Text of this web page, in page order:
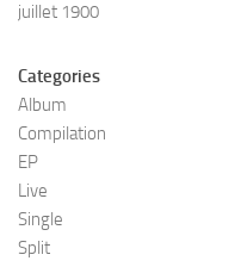
juillet 1900
Categories
Album
Compilation
EP
Live
Single
Split